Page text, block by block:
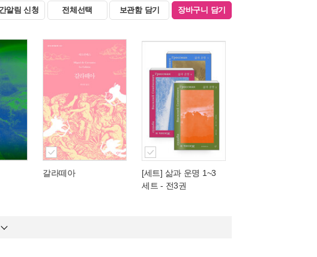
알림 신청 전체선택 보관함 담기 장바구니 담기
갈라떼아
[세트] 삶과 운명 1~3
세트 - 전3권